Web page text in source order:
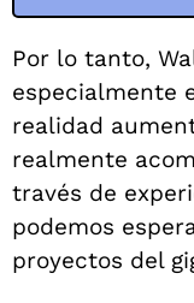
Por lo tanto,
especialmente
realidad
realmente
través de
podemos
proyectos del